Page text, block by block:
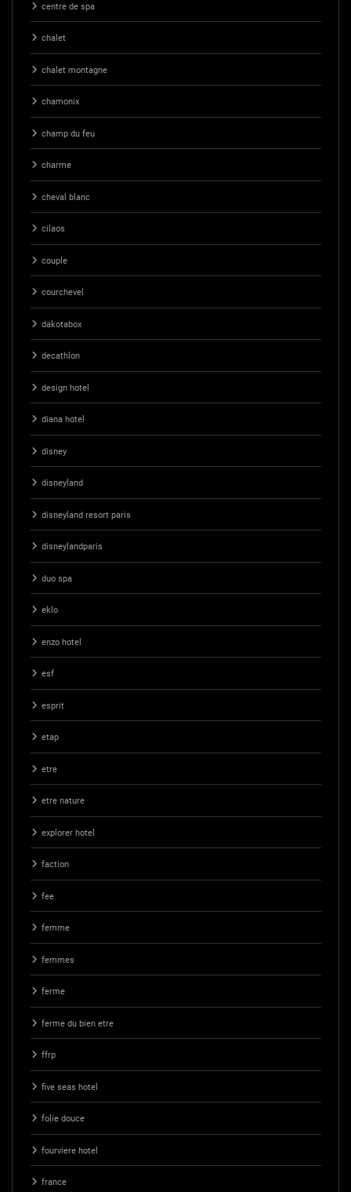
centre de spa
chalet
chalet montagne
chamonix
champ du feu
charme
cheval blanc
cilaos
couple
courchevel
dakotabox
decathlon
design hotel
diana hotel
disney
disneyland
disneyland resort paris
disneylandparis
duo spa
eklo
enzo hotel
esf
esprit
etap
etre
etre nature
explorer hotel
faction
fee
femme
femmes
ferme
ferme du bien etre
ffrp
five seas hotel
folie douce
fourviere hotel
france